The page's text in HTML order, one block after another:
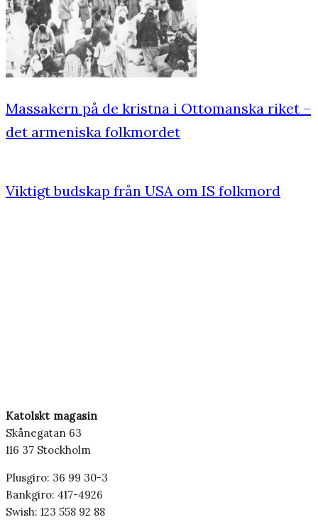
Massakern på de kristna i Ottomanska riket –
det armeniska folkmordet
Viktigt budskap från USA om IS folkmord
Katolskt magasin
Skånegatan 63
116 37 Stockholm
Plusgiro: 36 99 30-3
Bankgiro: 417-4926
Swish: 123 558 92 88